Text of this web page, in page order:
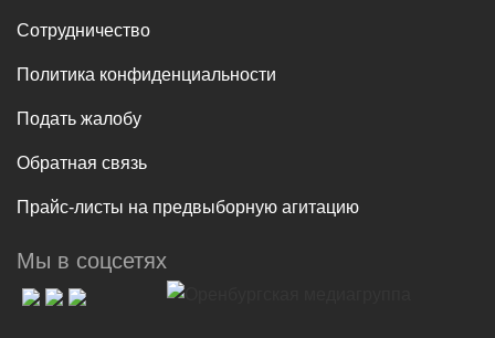
Сотрудничество
Политика конфиденциальности
Подать жалобу
Обратная связь
Прайс-листы на предвыборную агитацию
Мы в соцсетях